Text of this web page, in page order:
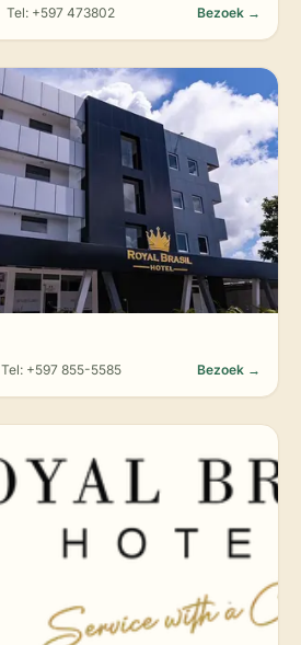
Tel: +597 473802 Bezoek →
Tel: +597 855-5585 Bezoek →